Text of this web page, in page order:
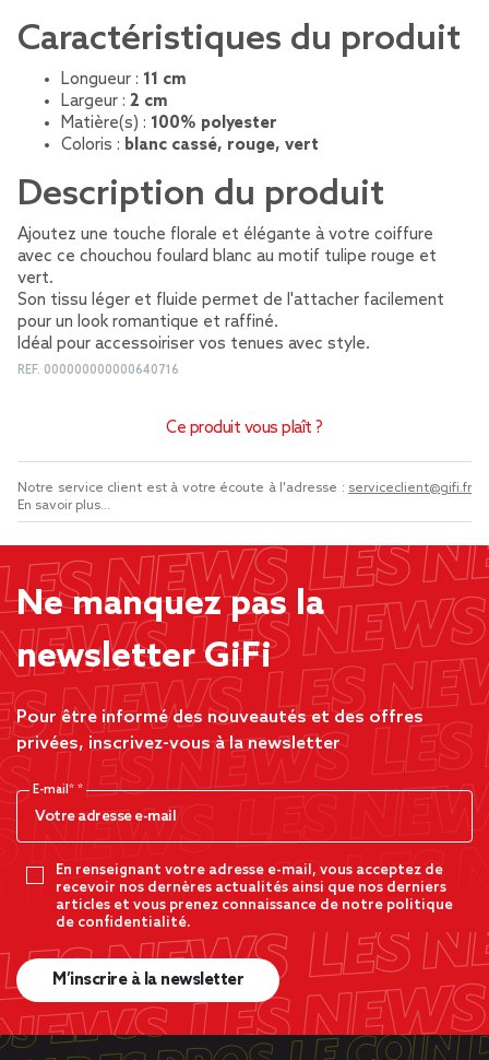
Caractéristiques du produit
Longueur : 11 cm
Largeur : 2 cm
Matière(s) : 100% polyester
Coloris : blanc cassé, rouge, vert
Description du produit
Ajoutez une touche florale et élégante à votre coiffure
avec ce chouchou foulard blanc au motif tulipe rouge et
vert.
Son tissu léger et fluide permet de l'attacher facilement
pour un look romantique et raffiné.
Idéal pour accessoiriser vos tenues avec style.
REF. 000000000000640716
Ce produit vous plaît ?
Notre service client est à votre écoute à l'adresse : serviceclient@gifi.fr
En savoir plus...
Ne manquez pas la
newsletter GiFi
Pour être informé des nouveautés et des offres
privées, inscrivez-vous à la newsletter
E-mail*
En renseignant votre adresse e-mail, vous acceptez de
recevoir nos dernères actualités ainsi que nos derniers
articles et vous prenez connaissance de notre politique
de confidentialité.
M’inscrire à la newsletter